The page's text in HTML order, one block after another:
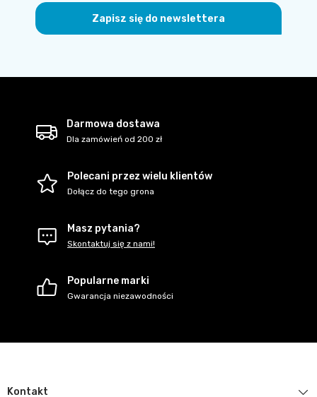
Zapisz się do newslettera
Darmowa dostawa
Dla zamówień od 200 zł
Polecani przez wielu klientów
Dołącz do tego grona
Masz pytania?
Skontaktuj się z nami!
Popularne marki
Gwarancja niezawodności
Kontakt